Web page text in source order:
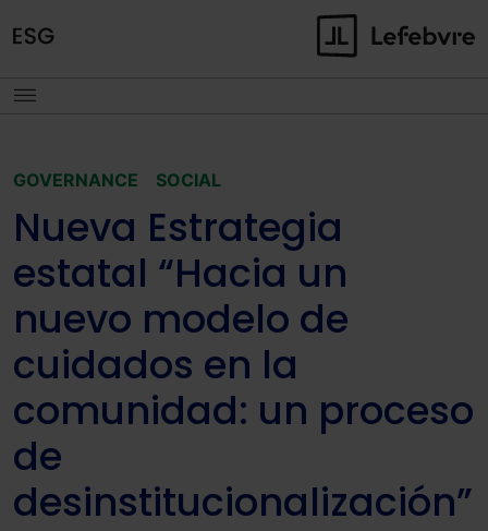
GOVERNANCE SOCIAL
Nueva Estrategia
estatal “Hacia un
nuevo modelo de
cuidados en la
comunidad: un proceso
de
desinstitucionalización”